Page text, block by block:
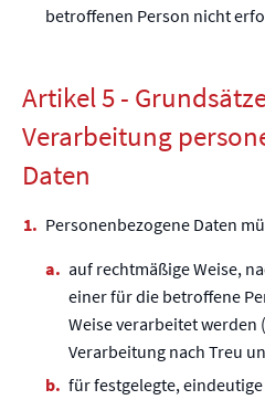
betroffenen Person nicht
Artikel 5 -
Verarbeitung
Daten
Personenbezogene Daten
auf rechtmäßige Weise,
einer für die betroffene
Weise verarbeitet werden
Verarbeitung nach Treu
für festgelegte,